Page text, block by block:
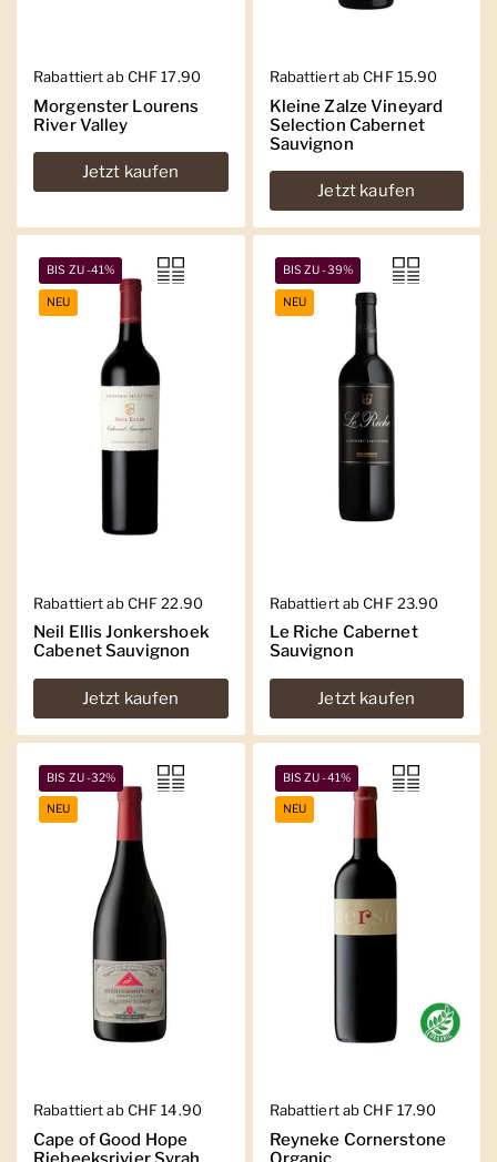
Regulärer Preis
Rabattiert ab CHF 17.90
Morgenster Lourens
River Valley
Jetzt kaufen
Regulärer Preis
Rabattiert ab CHF 15.90
Kleine Zalze Vineyard
Selection Cabernet
Sauvignon
Jetzt kaufen
Regulärer Preis
Rabattiert ab CHF 22.90
Neil Ellis Jonkershoek
Cabenet Sauvignon
Jetzt kaufen
BIS ZU -41%
NEU
Regulärer Preis
Rabattiert ab CHF 23.90
Le Riche Cabernet
Sauvignon
Jetzt kaufen
BIS ZU -39%
NEU
Regulärer Preis
Rabattiert ab CHF 14.90
Cape of Good Hope
BIS ZU -32%
NEU
Regulärer Preis
Rabattiert ab CHF 17.90
Reyneke Cornerstone
BIS ZU -41%
NEU